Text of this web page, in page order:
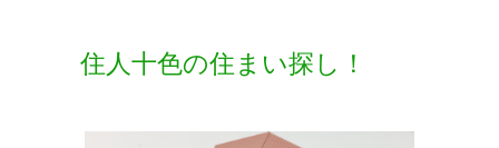
住人十色の住まい探し！